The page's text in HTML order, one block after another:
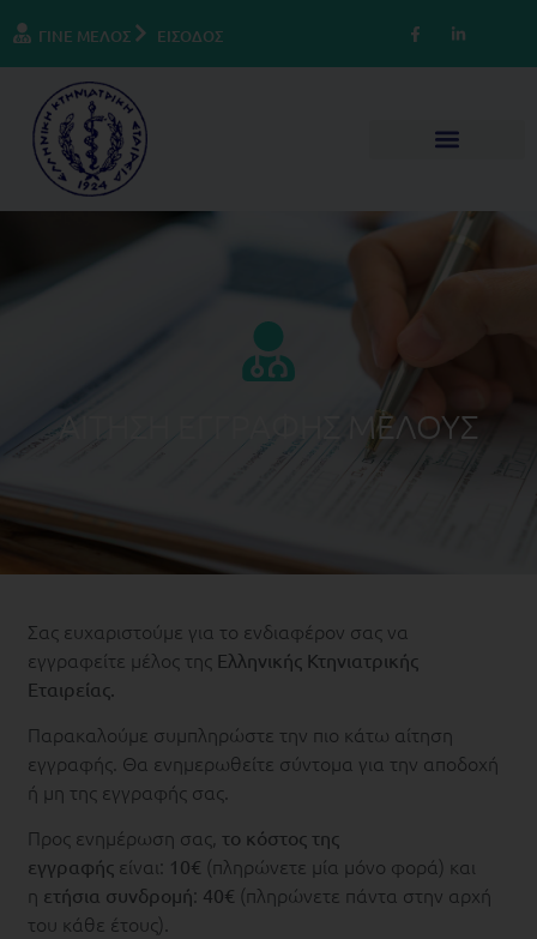
ΓΙΝΕ ΜΕΛΟΣ ΕΙΣΟΔΟΣ
ΑΙΤΗΣΗ ΕΓΓΡΑΦΗΣ ΜΕΛΟΥΣ
Σας ευχαριστούμε για το ενδιαφέρον σας να
εγγραφείτε μέλος της Ελληνικής Κτηνιατρικής
Εταιρείας.
Παρακαλούμε συμπληρώστε την πιο κάτω αίτηση
εγγραφής. Θα ενημερωθείτε σύντομα για την αποδοχή
ή μη της εγγραφής σας.
Προς ενημέρωση σας,το κόστος της
εγγραφής είναι: 10€ (πληρώνετε μία μόνο φορά) και
η ετήσια συνδρομή: 40€ (πληρώνετε πάντα στην αρχή
του κάθε έτους).